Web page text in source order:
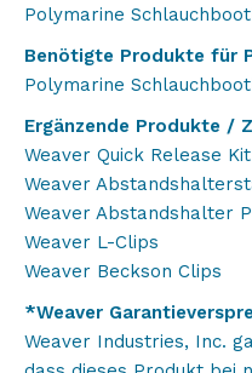
Polymarine
Benötigte Produkte für
Polymarine
Ergänzende Produkte /
Weaver Quick Release
Weaver
Weaver Abstandshalter
Weaver L-Clips
Weaver Beckson Clips
*Weaver
Weaver Industries, Inc.